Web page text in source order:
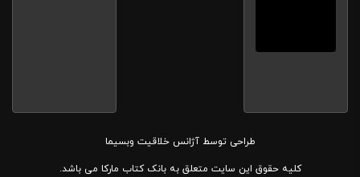
طراحی توسطآژانس خلاقیت وبسیما
کلیه حقوق این سایت متعلق به بانک کتاب مارکا می باشد.